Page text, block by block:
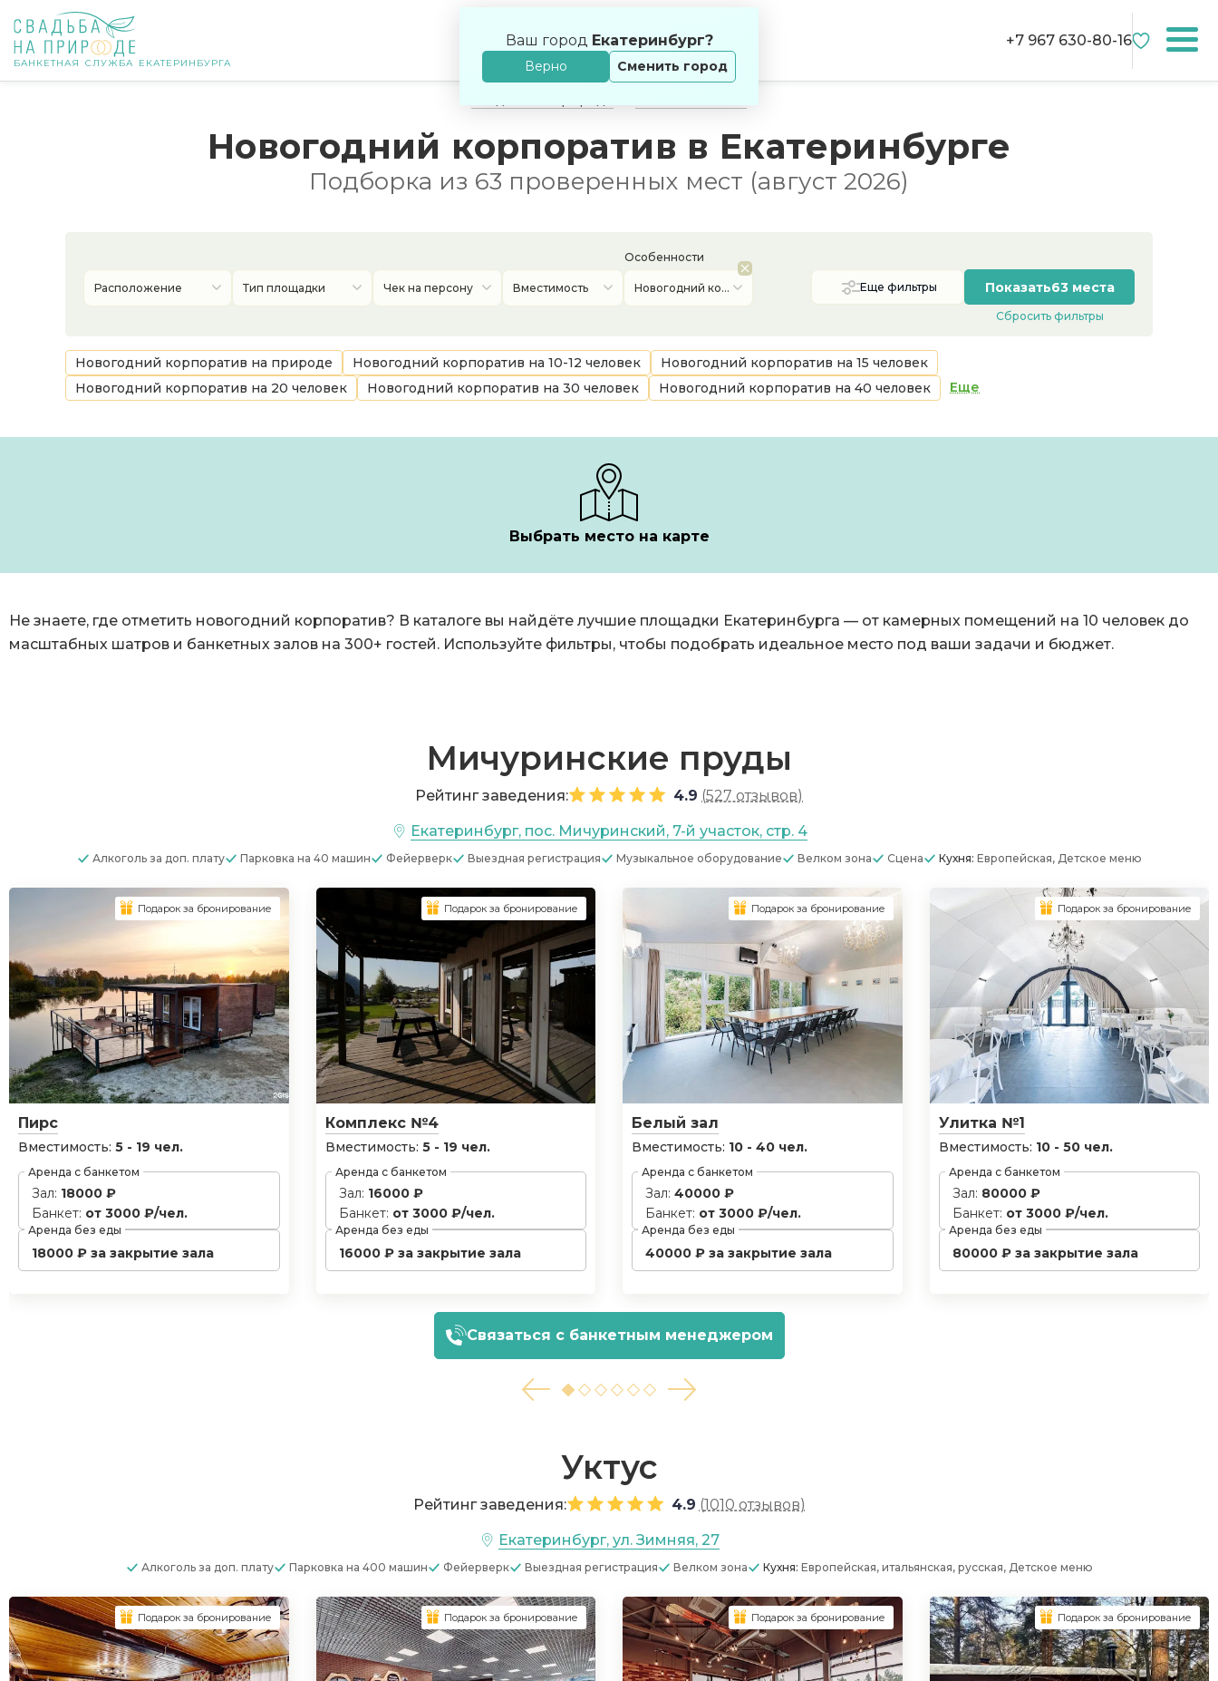
Ваш город Екатеринбург?
Верно Сменить город
БАНКЕТНАЯ СЛУЖБА ЕКАТЕРИНБУРГА
Выпускной
Корпоратив
Новогодний корпоратив
+7 967 630-80-16
Новогодний корпоратив в Екатеринбурге
Подборка из 63 проверенных мест (август 2026)
Расположение Тип площадки Чек на персону Вместимость Новогодний корпоратив
Особенности
Еще фильтры Показать63 места
Сбросить фильтры
Новогодний корпоратив на природе Новогодний корпоратив на 10-12 человек
Новогодний корпоратив на 15 человек
Новогодний корпоратив на 20 человек
Новогодний корпоратив на 30 человек Новогодний корпоратив на 40 человек Еще
Выбрать место на карте
Не знаете, где отметить новогодний корпоратив? В каталоге вы найдёте лучшие площадки Екатеринбурга — от камерных помещений на 10 человек до
масштабных шатров и банкетных залов на 300+ гостей. Используйте фильтры, чтобы подобрать идеальное место под ваши задачи и бюджет.
Мичуринские пруды
Рейтинг заведения: 4.9 (527 отзывов)
Екатеринбург, пос. Мичуринский, 7-й участок, стр. 4
Алкоголь за доп. плату Парковка на 40 машин Фейерверк Выездная регистрация Музыкальное оборудование Велком зона Сцена Кухня: Европейская, Детское меню
Пирс
Вместимость: 5 - 19 чел.
Аренда с банкетом
Зал: 18000 ₽
Банкет: от 3000 ₽/чел.
Аренда без еды
18000 ₽ за закрытие зала
Подарок за бронирование
Комплекс №4
Вместимость: 5 - 19 чел.
Аренда с банкетом
Зал: 16000 ₽
Банкет: от 3000 ₽/чел.
Аренда без еды
16000 ₽ за закрытие зала
Подарок за бронирование
Белый зал
Вместимость: 10 - 40 чел.
Аренда с банкетом
Зал: 40000 ₽
Банкет: от 3000 ₽/чел.
Аренда без еды
40000 ₽ за закрытие зала
Подарок за бронирование
Улитка №1
Вместимость: 10 - 50 чел.
Аренда с банкетом
Зал: 80000 ₽
Банкет: от 3000 ₽/чел.
Аренда без еды
80000 ₽ за закрытие зала
Подарок за бронирование
Связаться с банкетным менеджером
Уктус
Рейтинг заведения: 4.9 (1010 отзывов)
Екатеринбург, ул. Зимняя, 27
Алкоголь за доп. плату Парковка на 400 машин Фейерверк Выездная регистрация Велком зона Кухня: Европейская, итальянская, русская, Детское меню
Подарок за бронирование Подарок за бронирование Подарок за бронирование Подарок за бронирование